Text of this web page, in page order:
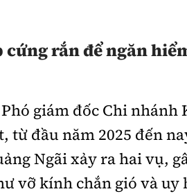
cứng rắn để ngăn
giám đốc Chi nhánh
từ đầu năm 2025 đến
Ngãi xảy ra hai vụ,
vỡ kính chắn gió và uy